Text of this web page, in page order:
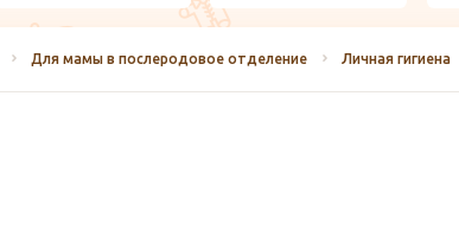
Для мамы в послеродовое отделение Личная гигиена